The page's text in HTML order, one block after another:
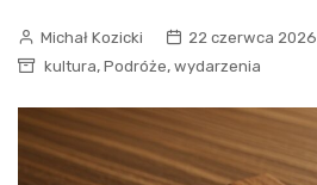
Michał Kozicki
22 czerwca 2026
kultura, Podróże, wydarzenia